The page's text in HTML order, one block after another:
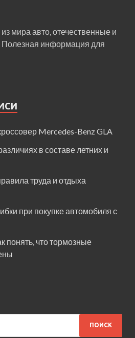
мира авто, отечественные и
Полезная информация для
Mercedes-Benz GLA
в составе летних и
труда и отдыха
при покупке автомобиля с
понять, что тормозные